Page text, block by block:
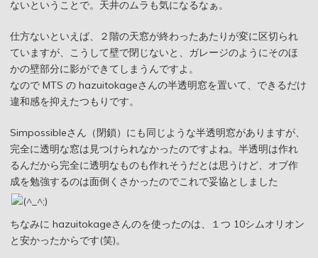
ないということで。天井のムラも気になるなぁ。
仕方ないといえば、２階の天窓が終わったあたりが変に区切られ
ていますが、こうして壁で閉じないと、ガレージのようにそのほ
かの壁部分に影ができてしまうんですよ。
なので MTS の hazuitokageさんの半透明窓を置いて、できるだけ
違和感を抑えたつもりです。
Simpossibleさん（閉鎖）にも同じような半透明窓がありますが、
完全に透明な窓は見つけられなかったのですよね。半透明は作れ
るんだから完全に透明なものも作れそうだとは思うけど、オブ作
成を勉強するのは面倒くさかったのでこれで妥協としました
ちなみに hazuitokageさんのを使ったのは、１つ 10シムオリオン
と安かったからです(笑)。